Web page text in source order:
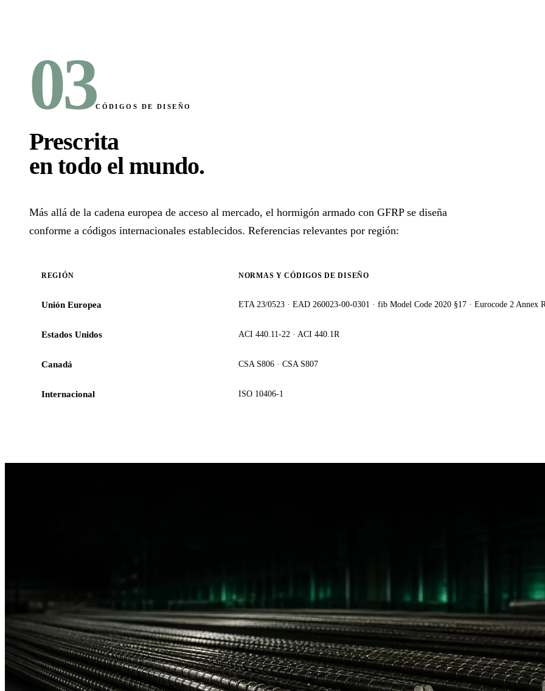
03CÓDIGOS DE DISEÑO
Prescrita
en todo el mundo.
Más allá de la cadena europea de acceso al mercado, el hormigón armado con GFRP se diseña
conforme a códigos internacionales establecidos. Referencias relevantes por región:
REGIÓN NORMAS Y CÓDIGOS DE DISEÑO
Unión Europea ETA 23/0523 · EAD 260023-00-0301 · fib Model Code 2020 §17 · Eurocode 2 Annex
Estados Unidos ACI 440.11-22 · ACI 440.1R
Canadá CSA S806 · CSA S807
Internacional ISO 10406-1